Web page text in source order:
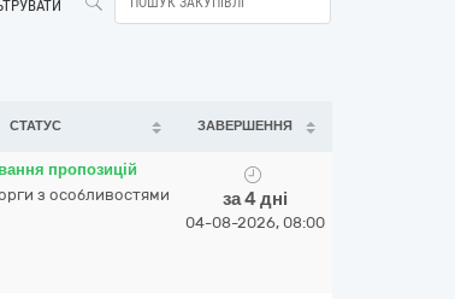
СТАТУС ЗАВЕРШЕННЯ
пропозицій
з особливостями
за 4 дні
04-08-2026, 08:00